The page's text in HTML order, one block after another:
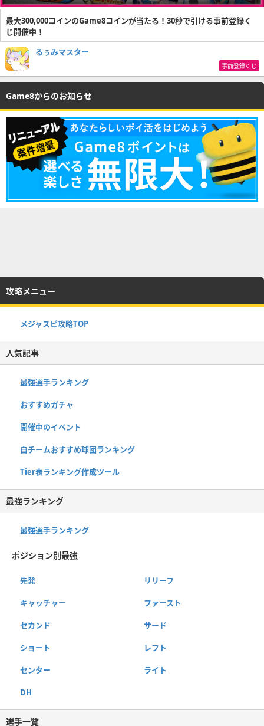
最大300,000コインのGame8コインが当たる！30秒で引ける事前登録く
じ開催中！
るぅみマスター
事前登録くじ
Game8からのお知らせ
攻略メニュー
メジャスピ攻略TOP
人気記事
最強選手ランキング
おすすめガチャ
開催中のイベント
自チームおすすめ球団ランキング
Tier表ランキング作成ツール
最強ランキング
最強選手ランキング
ポジション別最強
先発 リリーフ
キャッチャー ファースト
セカンド サード
ショート レフト
センター ライト
DH
選手一覧